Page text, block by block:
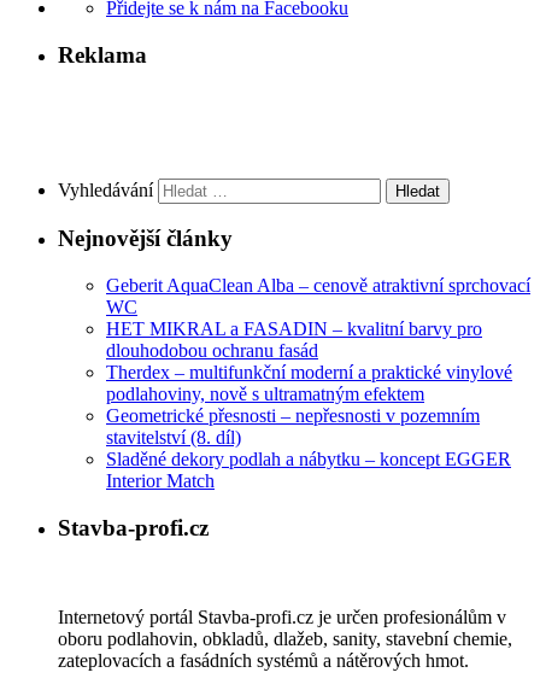
Přidejte se k nám na Facebooku
Reklama
Vyhledávání
Nejnovější články
Geberit AquaClean Alba – cenově atraktivní sprchovací
WC
HET MIKRAL a FASADIN – kvalitní barvy pro
dlouhodobou ochranu fasád
Therdex – multifunkční moderní a praktické vinylové
podlahoviny, nově s ultramatným efektem
Geometrické přesnosti – nepřesnosti v pozemním
stavitelství (8. díl)
Sladěné dekory podlah a nábytku – koncept EGGER
Interior Match
Stavba-profi.cz
Internetový portál Stavba-profi.cz je určen profesionálům v
oboru podlahovin, obkladů, dlažeb, sanity, stavební chemie,
zateplovacích a fasádních systémů a nátěrových hmot.